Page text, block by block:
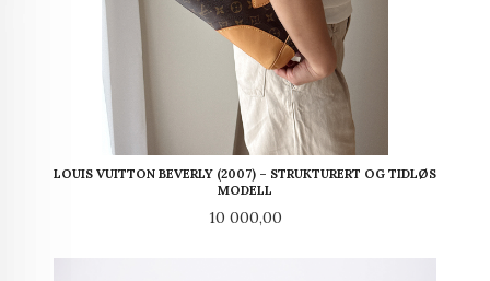
LOUIS VUITTON BEVERLY (2007) – STRUKTURERT OG TIDLØS
MODELL
Pris
10 000,00